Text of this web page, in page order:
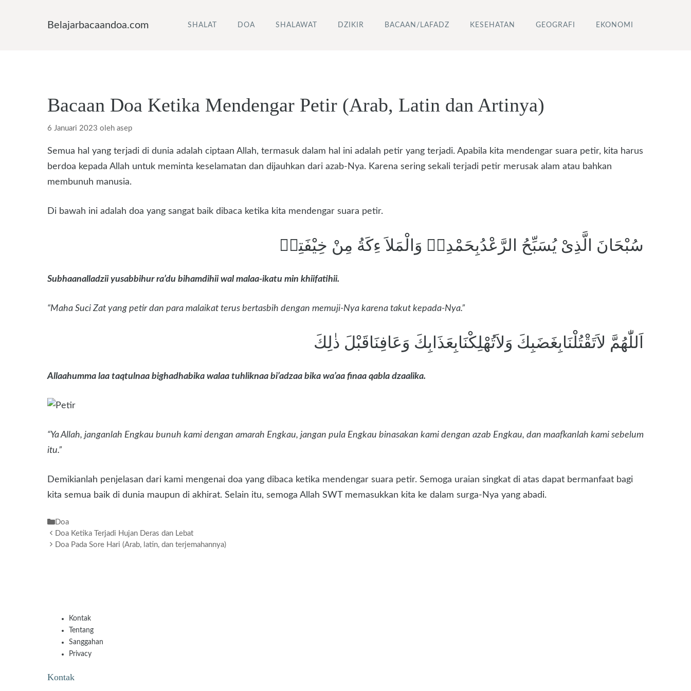
Belajarbacaandoa.com SHALAT DOA SHALAWAT DZIKIR BACAAN/LAFADZ KESEHATAN GEOGRAFI EKONOMI
Bacaan Doa Ketika Mendengar Petir (Arab, Latin dan Artinya)
6 Januari 2023 oleh asep
Semua hal yang terjadi di dunia adalah ciptaan Allah, termasuk dalam hal ini adalah petir yang terjadi. Apabila kita mendengar suara petir, kita harus
berdoa kepada Allah untuk meminta keselamatan dan dijauhkan dari azab-Nya. Karena sering sekali terjadi petir merusak alam atau bahkan
membunuh manusia.
Di bawah ini adalah doa yang sangat baik dibaca ketika kita mendengar suara petir.
سُبْحَانَ الَّذِىْ يُسَبِّحُ الرَّعْدُبِحَمْدِهٖ وَالْمَلاَ ءِكَةُ مِنْ خِيْفَتِهٖ
Subhaanalladzii yusabbihur ra’du bihamdihii wal malaa-ikatu min khiifatihii.
“Maha Suci Zat yang petir dan para malaikat terus bertasbih dengan memuji-Nya karena takut kepada-Nya.”
اَللّٰهُمَّ لاَتَقْتُلْنَابِغَضَبِكَ وَلاَتُهْلِكْنَابِعَذَابِكَ وَعَافِنَاقَبْلَ ذٰلِكَ
Allaahumma laa taqtulnaa bighadhabika walaa tuhliknaa bi’adzaa bika wa’aa finaa qabla dzaalika.
“Ya Allah, janganlah Engkau bunuh kami dengan amarah Engkau, jangan pula Engkau binasakan kami dengan azab Engkau, dan maafkanlah kami sebelum
itu.”
Demikianlah penjelasan dari kami mengenai doa yang dibaca ketika mendengar suara petir. Semoga uraian singkat di atas dapat bermanfaat bagi
kita semua baik di dunia maupun di akhirat. Selain itu, semoga Allah SWT memasukkan kita ke dalam surga-Nya yang abadi.
Kategori
Doa
Doa Ketika Terjadi Hujan Deras dan Lebat
Doa Pada Sore Hari (Arab, latin, dan terjemahannya)
Kontak
Tentang
Sanggahan
Privacy
Kontak